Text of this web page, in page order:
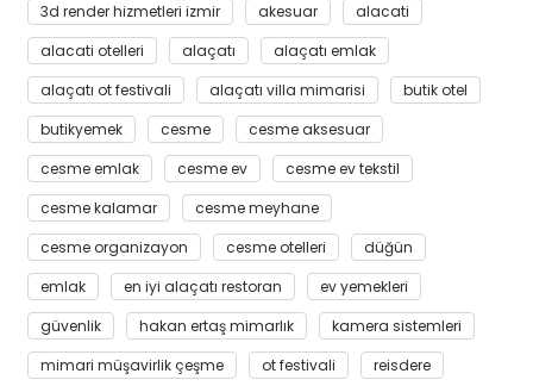
3d render hizmetleri izmir akesuar
alacati
alacati otelleri
alaçatı
alaçatı emlak
alaçatı ot festivali
alaçatı villa mimarisi
butik otel
butikyemek
cesme
cesme aksesuar
cesme emlak
cesme ev
cesme ev tekstil
cesme kalamar
cesme meyhane
cesme organizayon
cesme otelleri
düğün
emlak
en iyi alaçatı restoran
ev yemekleri
güvenlik
hakan ertaş mimarlık
kamera sistemleri
mimari müşavirlik çeşme
ot festivali
reisdere